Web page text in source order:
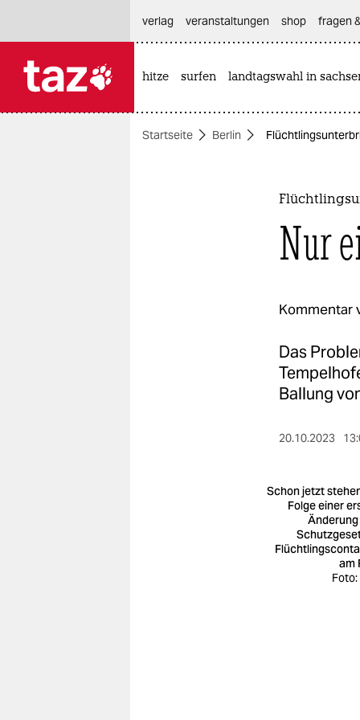
themen
verlag
veranstaltungen shop fragen
hitze surfen landtagswahl in
Startseite Berlin
Nur
Kommentar
Das
Ballung
20.10.2023
Schon jetzt
Folge einer
am